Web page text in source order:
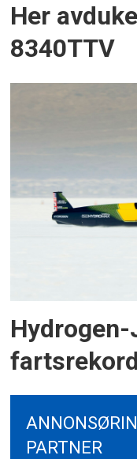
Her
8340TTV
PARTNER